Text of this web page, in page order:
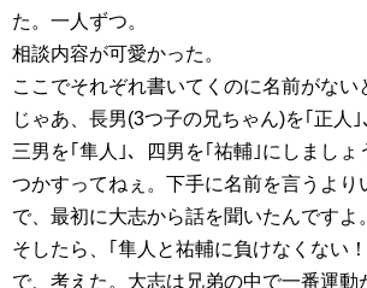
た。一人ずつ。
相談内容が可愛かった。
ここでそれぞれ書いてくのに名前がない
じゃあ、長男(3つ子の兄ちゃん)を｢正人｣
三男を｢隼人｣、四男を｢祐輔｣にしましょ
つかすってねぇ。下手に名前を言うより
で、最初に大志から話を聞いたんですよ。
そしたら、｢隼人と祐輔に負けなくない！
で、考えた。大志は兄弟の中で一番運動